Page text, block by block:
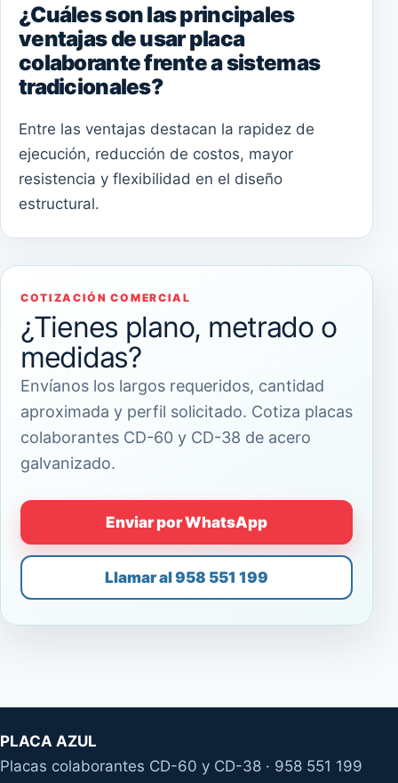
¿Cuáles son las principales
ventajas de usar placa
colaborante frente a sistemas
tradicionales?
Entre las ventajas destacan la rapidez de
ejecución, reducción de costos, mayor
resistencia y flexibilidad en el diseño
estructural.
COTIZACIÓN COMERCIAL
¿Tienes plano, metrado o
medidas?
Envíanos los largos requeridos, cantidad
aproximada y perfil solicitado. Cotiza placas
colaborantes CD-60 y CD-38 de acero
galvanizado.
Enviar por WhatsApp
Llamar al 958 551 199
PLACA AZUL
Placas colaborantes CD-60 y CD-38 · 958 551 199